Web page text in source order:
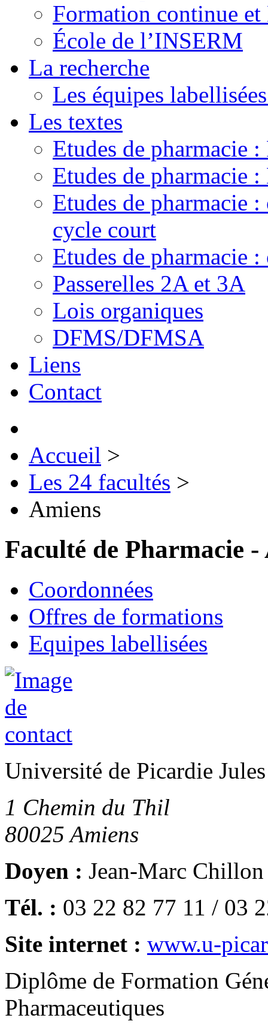
Formation continue et
École de l’INSERM
La recherche
Les équipes
Les textes
Etudes de pharmacie :
Etudes de pharmacie
Etudes de pharmacie
cycle court
Etudes de pharmacie
Passerelles 2A et 3A
Lois organiques
DFMS/DFMSA
Liens
Contact
Accueil >
Les 24 facultés >
Amiens
Faculté de Pharmacie -
Coordonnées
Offres de formations
Equipes labellisées
Université de Picardie
1 Chemin du Thil
80025Amiens
Doyen : Jean-Marc Chillon
Tél. : 03 22 82 77 11 / 03
Site internet : www.u-
Diplôme de Formation
Pharmaceutiques